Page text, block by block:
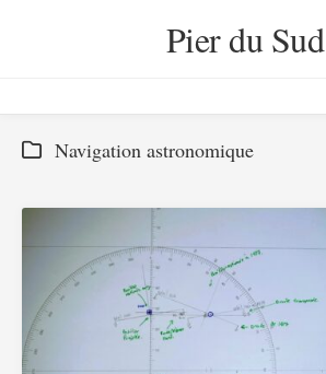
Pier du Sud
Navigation astronomique